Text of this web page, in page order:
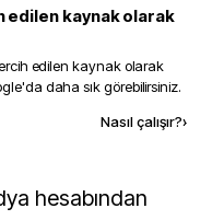
kaynak olarak
edilen kaynak olarak
daha sık görebilirsiniz.
Nasıl çalışır?›